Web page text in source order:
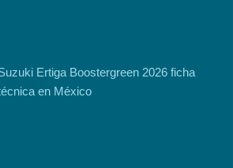
Ertiga Boostergreen 2026 ficha
en México